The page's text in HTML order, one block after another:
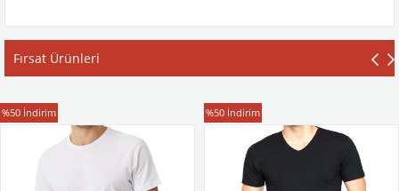
Fırsat Ürünleri
T-Shirt
%50 İndirim T-Shirt
%50 İndirim